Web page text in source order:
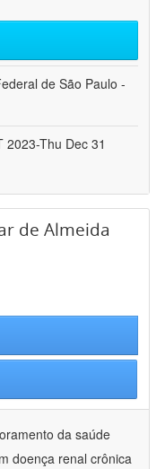
de São Paulo -
2023-Thu Dec 31
de Almeida
da saúde
doença renal crônica